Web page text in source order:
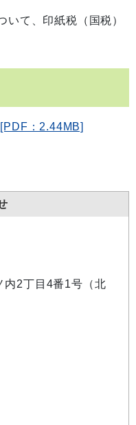
て、印紙税（国税）
：2.44MB]
内2丁目4番1号（北